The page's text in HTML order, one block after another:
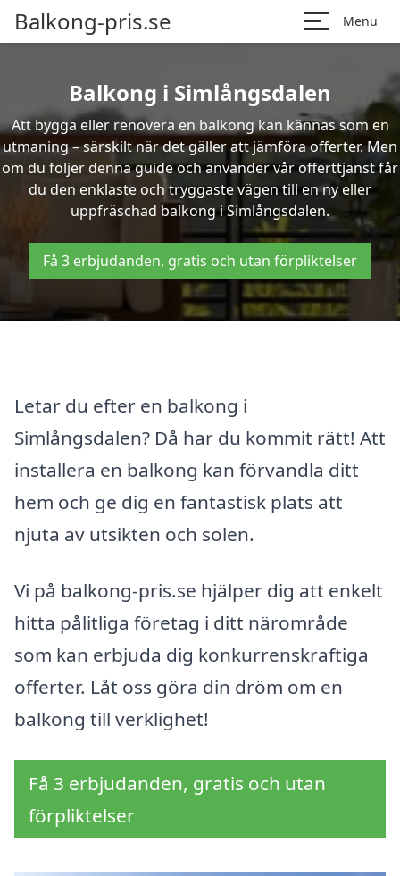
Balkong-pris.se Menu
Balkong i Simlångsdalen
Att bygga eller renovera en balkong kan kännas som en
utmaning – särskilt när det gäller att jämföra offerter. Men
om du följer denna guide och använder vår offerttjänst får
du den enklaste och tryggaste vägen till en ny eller
uppfräschad balkong i Simlångsdalen.
Få 3 erbjudanden, gratis och utan förpliktelser
Letar du efter en balkong i
Simlångsdalen? Då har du kommit rätt! Att
installera en balkong kan förvandla ditt
hem och ge dig en fantastisk plats att
njuta av utsikten och solen.
Vi på balkong-pris.se hjälper dig att enkelt
hitta pålitliga företag i ditt närområde
som kan erbjuda dig konkurrenskraftiga
offerter. Låt oss göra din dröm om en
balkong till verklighet!
Få 3 erbjudanden, gratis och utan
förpliktelser